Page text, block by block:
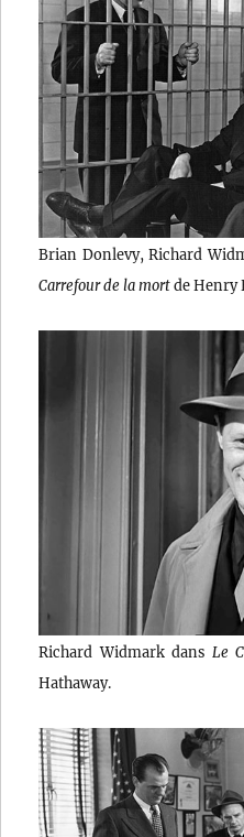
Brian Donlevy, Richard
Carrefour de la mortde Henry
Richard Widmark dans Le
Hathaway.